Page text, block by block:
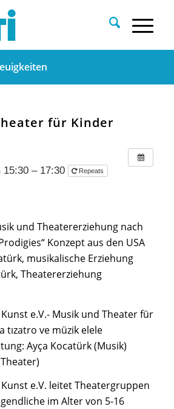
für Kinder
15:30 – 17:30 Repeats
und Theatererziehung nach
Konzept aus den USA
musikalische Erziehung
Theatererziehung
e.V.- Musik und Theater für
tızatro ve müzik elele
Ayça Kocatürk (Musik)
e.V. leitet Theatergruppen
im Alter von 5-16